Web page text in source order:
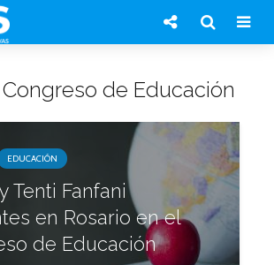
de Educación
EDUCACIÓN
Tenti Fanfani
en Rosario en el
de Educación